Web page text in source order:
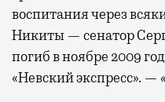
воспитания через
Никиты — сенатор
погиб в ноябре 2009
«Невский экспресс». —